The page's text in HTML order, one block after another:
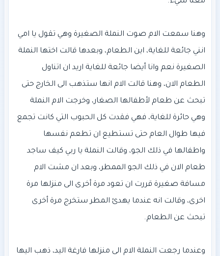
وهنا سمعت الام صوت النملة الصغيرة وهي تقول يا امي
انني جائعة للغاية، اين الطعام، وبعدها قالت اختها النملة
الصغيرة نعم وانا أيضا جائعة للغاية اريد ان اتناول
الطعام الان، وهنا قالت الام انها ستذهب الى الخارج حتى
تبحث عن طعام لأطفالها الصغار، وخرجت الام النملة
وهي حائرة للغاية، فهي فقدت كل الحبوب التي كانت تجمع
فيها طوال العام حتى تستطيع ان تطعم نفسها
واطفالها في ذلك الجو، وقالت النملة يا ربي كيف ساجد
طعام الان في ذلك الجو الممطر، وبعد ان مشت الام
مسافة صغيرة قررت ان تعود مرة أخرى الى منزلها مرة
اخرى، وقالت انه عندما يهدئ المطر ستخرج مرة أخرى
وعندما رجعت النملة الام الى منزلها فارغة اليد، ذهب اليها